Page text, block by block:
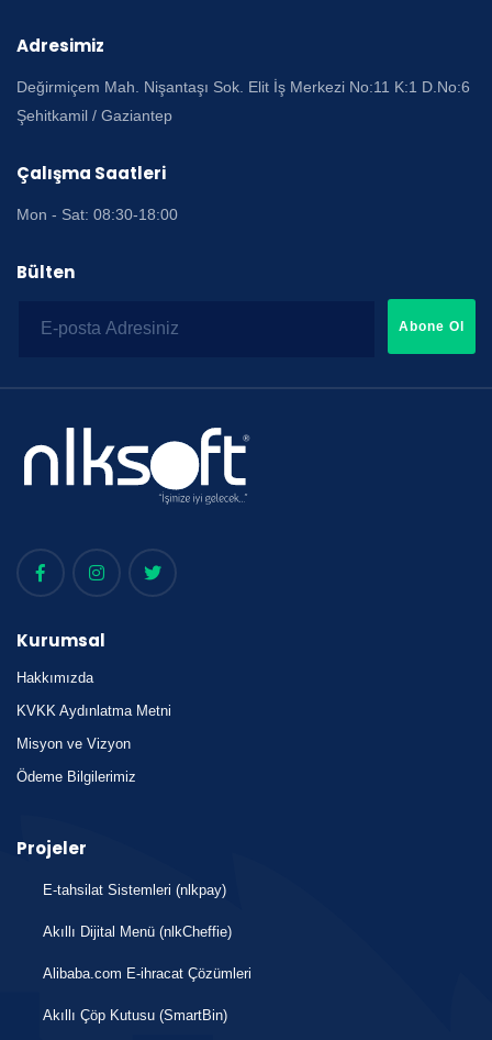
Adresimiz
Değirmiçem Mah. Nişantaşı Sok. Elit İş Merkezi No:11 K:1 D.No:6
Şehitkamil / Gaziantep
Çalışma Saatleri
Mon - Sat: 08:30-18:00
Bülten
Abone Ol
Kurumsal
Hakkımızda
KVKK Aydınlatma Metni
Misyon ve Vizyon
Ödeme Bilgilerimiz
Projeler
E-tahsilat Sistemleri (nlkpay)
Akıllı Dijital Menü (nlkCheffie)
Alibaba.com E-ihracat Çözümleri
Akıllı Çöp Kutusu (SmartBin)